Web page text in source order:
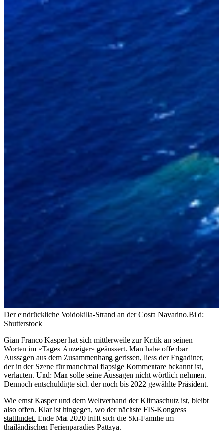
Der eindrückliche Voidokilia-Strand an der Costa Navarino.Bild:
Shutterstock
Gian Franco Kasper hat sich mittlerweile zur Kritik an seinen
Worten im «Tages-Anzeiger» geäussert. Man habe offenbar
Aussagen aus dem Zusammenhang gerissen, liess der Engadiner,
der in der Szene für manchmal flapsige Kommentare bekannt ist,
verlauten. Und: Man solle seine Aussagen nicht wörtlich nehmen.
Dennoch entschuldigte sich der noch bis 2022 gewählte Präsident.
Wie ernst Kasper und dem Weltverband der Klimaschutz ist, bleibt
also offen. Klar ist hingegen, wo der nächste FIS-Kongress
stattfindet. Ende Mai 2020 trifft sich die Ski-Familie im
thailändischen Ferienparadies Pattaya.